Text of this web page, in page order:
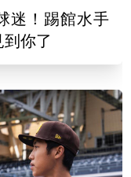
迷！踢館水手
你了